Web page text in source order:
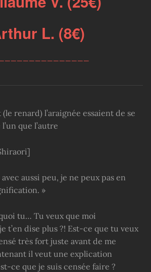
L. (8€)
renard) l’araignée essaient de se
que l’autre
aussi peu, je ne peux pas en
»
tu… Tu veux que moi
t’en dise plus ?! Est-ce que tu veux
très fort juste avant de me
il veut une explication
ce que je suis censée faire ?